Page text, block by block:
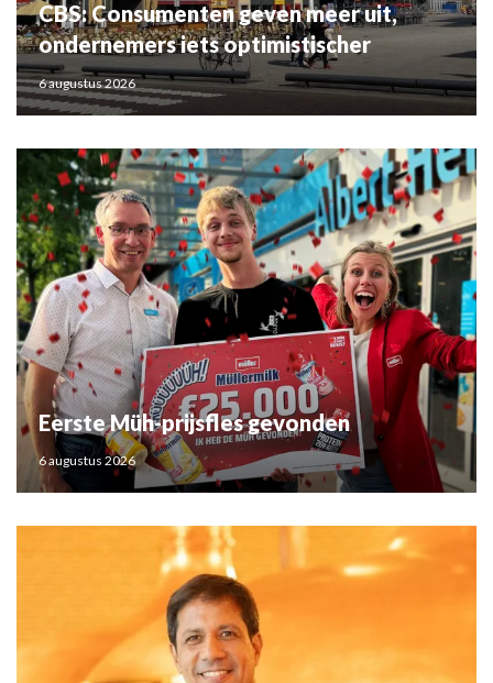
CBS: Consumenten geven meer uit,
ondernemers iets optimistischer
6 augustus 2026
Eerste Müh-prijsfles gevonden
6 augustus 2026